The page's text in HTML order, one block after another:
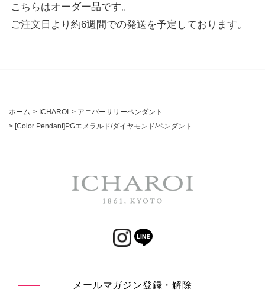
こちらはオーダー品です。
ご注文日より約6週間での発送を予定しております。
ホーム > ICHAROI > アニバーサリーペンダント
> [Color Pendant]PGエメラルド/ダイヤモンド/ペンダント
メールマガジン登録・解除